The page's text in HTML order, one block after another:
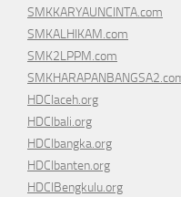
SMKKARYAUNCINTA.com
SMKALHIKAM.com
SMK2LPPM.com
HDCIaceh.org
HDCIbali.org
HDCIbangka.org
HDCIbanten.org
HDCIBengkulu.org